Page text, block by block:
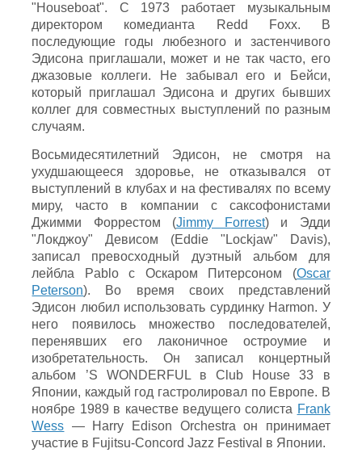
"Houseboat". С 1973 работает музыкальным
директором комедианта Redd Foxx. В
последующие годы любезного и застенчивого
Эдисона приглашали, может и не так часто, его
джазовые коллеги. Не забывал его и Бейси,
который приглашал Эдисона и других бывших
коллег для совместных выступлений по разным
случаям.
Восьмидесятилетний Эдисон, не смотря на
ухудшающееся здоровье, не отказывался от
выступлений в клубах и на фестивалях по всему
миру, часто в компании с саксофонистами
Джимми Форрестом (Jimmy Forrest) и Эдди
"Локджоу" Девисом (Eddie "Lockjaw" Davis),
записал превосходный дуэтный альбом для
лейбла Pablo с Оскаром Питерсоном (Oscar
Peterson). Во время своих представлений
Эдисон любил использовать сурдинку Harmon. У
него появилось множество последователей,
перенявших его лаконичное остроумие и
изобретательность. Он записал концертный
альбом ’S WONDERFUL в Club House 33 в
Японии, каждый год гастролировал по Европе. В
ноябре 1989 в качестве ведущего солиста Frank
Wess — Harry Edison Orchestra он принимает
участие в Fujitsu-Concord Jazz Festival в Японии.